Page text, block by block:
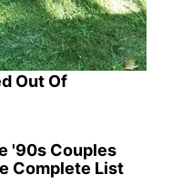
Out Of
'90s Couples
Complete List